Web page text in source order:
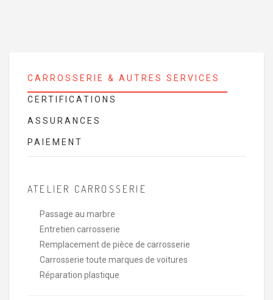
CARROSSERIE & AUTRES SERVICES
CERTIFICATIONS
ASSURANCES
PAIEMENT
ATELIER CARROSSERIE
Passage au marbre
Entretien carrosserie
Remplacement de pièce de carrosserie
Carrosserie toute marques de voitures
Réparation plastique